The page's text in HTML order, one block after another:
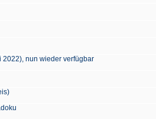
2022), nun wieder verfügbar